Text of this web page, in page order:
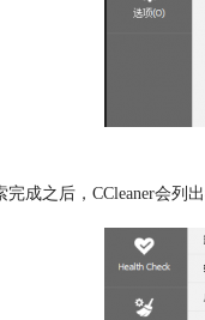
完成之后，CCleaner会列